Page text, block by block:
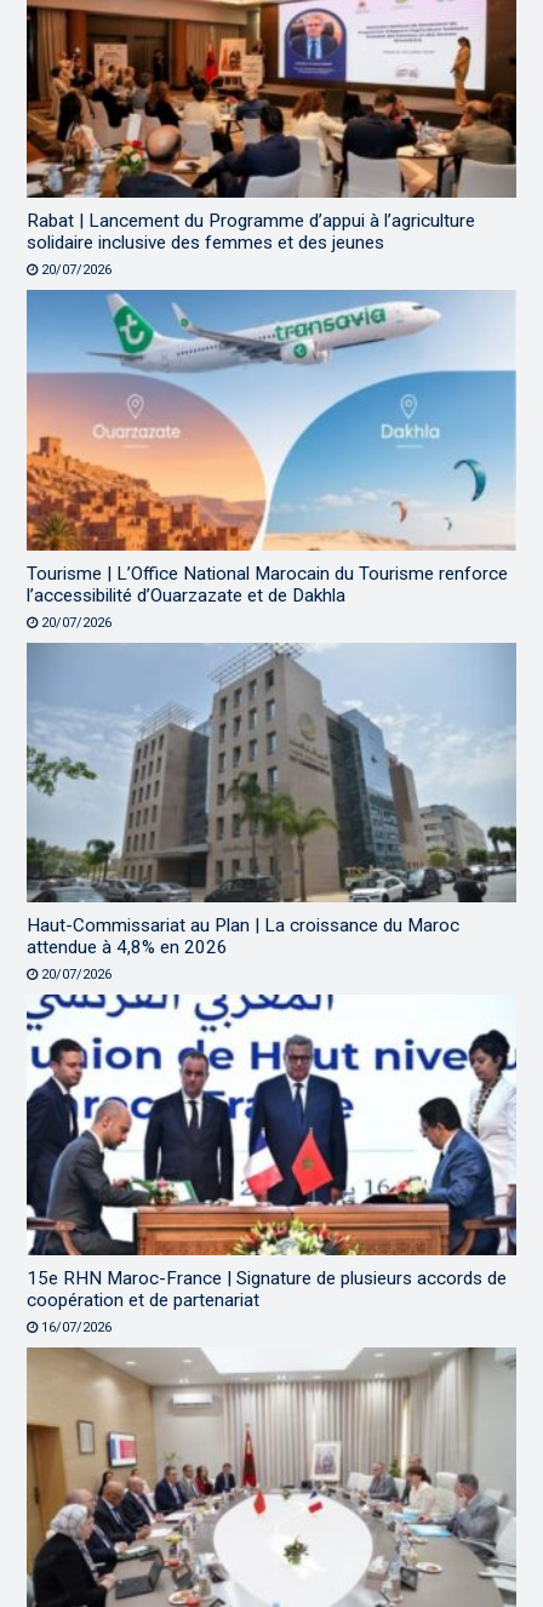
Rabat | Lancement du Programme d’appui à l’agriculture
solidaire inclusive des femmes et des jeunes
20/07/2026
Tourisme | L’Office National Marocain du Tourisme renforce
l’accessibilité d’Ouarzazate et de Dakhla
20/07/2026
Haut-Commissariat au Plan | La croissance du Maroc
attendue à 4,8% en 2026
20/07/2026
15e RHN Maroc-France | Signature de plusieurs accords de
coopération et de partenariat
16/07/2026